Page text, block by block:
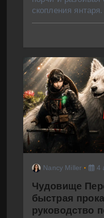
скопления
Nancy Miller 4
Чудовище
быстрая
руководство